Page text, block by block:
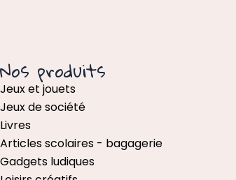
Nos produits
Jeux et jouets
Jeux de société
Livres
Articles scolaires - bagagerie
Gadgets ludiques